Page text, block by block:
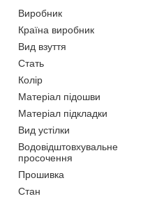
Виробник
Країна виробник
Вид взуття
Стать
Колір
Матеріал підошви
Матеріал підкладки
Вид устілки
Водовідштовхувальне
просочення
Прошивка
Стан